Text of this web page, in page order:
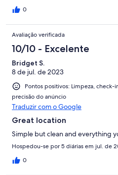
0
Avaliação verificada
10/10 - Excelente
Bridget S.
8 de jul. de 2023
Pontos positivos: Limpeza, check-
precisão do anúncio
Traduzir com o Google
Great location
Simple but clean and everything
Hospedou-se por 5 diárias em jul. de
0